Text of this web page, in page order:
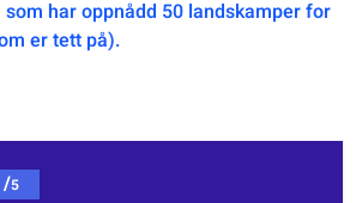
som har oppnådd 50 landskamper for
er tett på).
/5